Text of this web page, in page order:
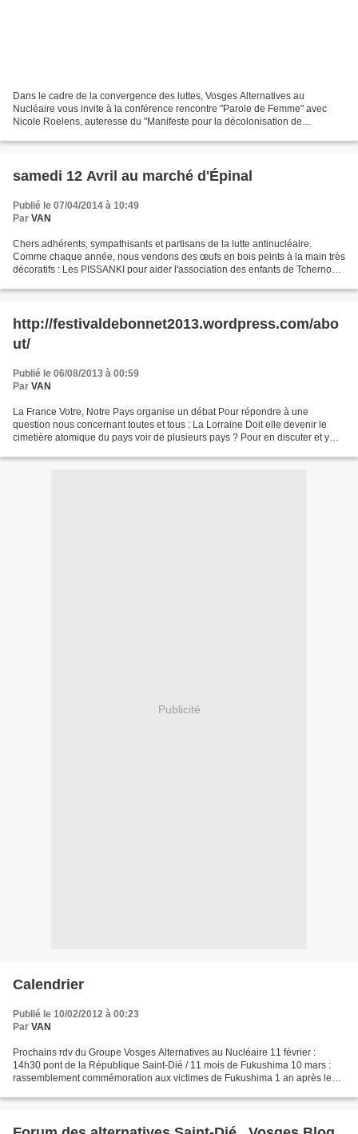
Dans le cadre de la convergence des luttes, Vosges Alternatives au
Nucléaire vous invite à la conférence rencontre "Parole de Femme" avec
Nicole Roelens, auteresse du "Manifeste pour la décolonisation de
samedi 12 Avril au marché d'Épinal
Publié le 07/04/2014 à 10:49
Par VAN
Chers adhérents, sympathisants et partisans de la lutte antinucléaire.
Comme chaque année, nous vendons des œufs en bois peints à la main très
décoratifs : Les PISSANKI pour aider l'association des enfants de Tchernobyl
http://festivaldebonnet2013.wordpress.com/abo
ut/
Publié le 06/08/2013 à 00:59
Par VAN
La France Votre, Notre Pays organise un débat Pour répondre à une
question nous concernant toutes et tous : La Lorraine Doit elle devenir le
cimetière atomique du pays voir de plusieurs pays ? Pour en discuter et y
Publicité
Calendrier
Publié le 10/02/2012 à 00:23
Par VAN
Prochains rdv du Groupe Vosges Alternatives au Nucléaire 11 février :
14h30 pont de la République Saint-Dié / 11 mois de Fukushima 10 mars :
rassemblement commémoration aux victimes de Fukushima 1 an après le
http://www.chainehumaine.org/Rejoignez-la-grande-chaine,2...